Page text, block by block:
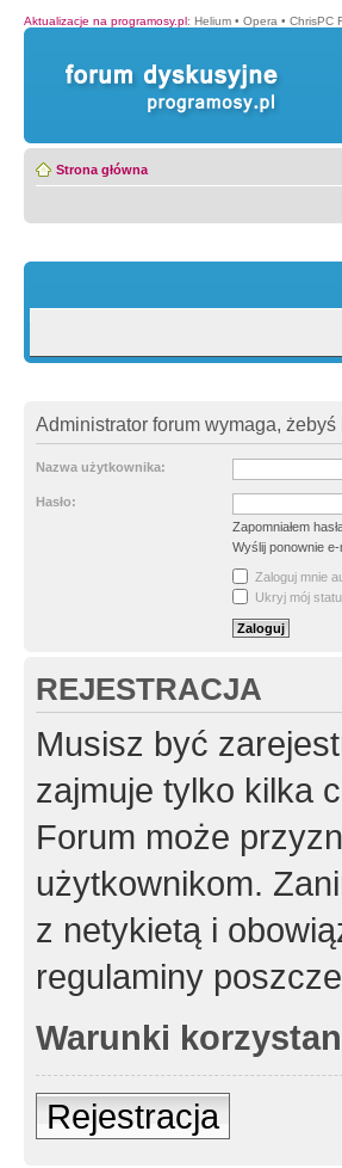
Aktualizacje na programosy.pl: Helium • Opera • ChrisPC
Strona główna
Administrator forum wymaga,
Nazwa użytkownika:
Hasło:
Zapomniałem
Wyślij ponownie
Zaloguj mnie
Ukryj mój
REJESTRACJA
Musisz być
zajmuje tylko kilka
Forum może
użytkownikom.
z netykietą i
regulaminy
Warunki
Rejestracja